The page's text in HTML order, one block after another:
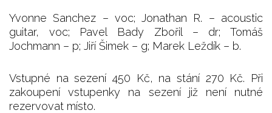
Yvonne Sanchez – voc; Jonathan R. – acoustic
guitar, voc; Pavel Bady Zbořil – dr; Tomáš
Jochmann – p; Jiří Šimek – g; Marek Leždík – b.
Vstupné na sezení 450 Kč, na stání 270 Kč. Při
zakoupení vstupenky na sezení již není nutné
rezervovat místo.